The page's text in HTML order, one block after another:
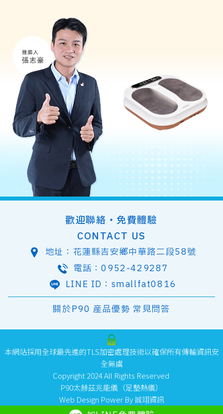
歡迎聯絡‧免費體驗
CONTACT US
地址： 花蓮縣吉安鄉中華路二段58號
電話：0952-429287
LINE ID： smallfat0816
關於P90 産品優勢 常見問答
本網站採用全球最先進的TLS加密處理技術以確保所有傳輸資訊安
全無虞
Copyright 2024 All Rights Reserved
P90太赫茲兆能儀（足墊熱儀）
Web Design Power By誠翊資訊